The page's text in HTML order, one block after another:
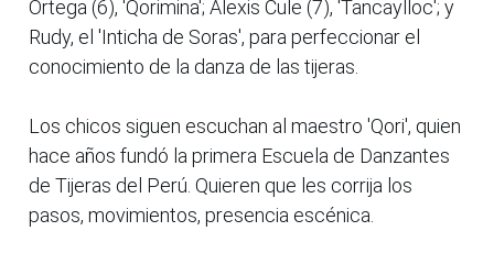
Ortega (6), 'Qorimina'; Alexis Cule (7), 'Tancaylloc'; y
Rudy, el 'Inticha de Soras', para perfeccionar el
conocimiento de la danza de las tijeras.
Los chicos siguen escuchan al maestro 'Qori', quien
hace años fundó la primera Escuela de Danzantes
de Tijeras del Perú. Quieren que les corrija los
pasos, movimientos, presencia escénica.